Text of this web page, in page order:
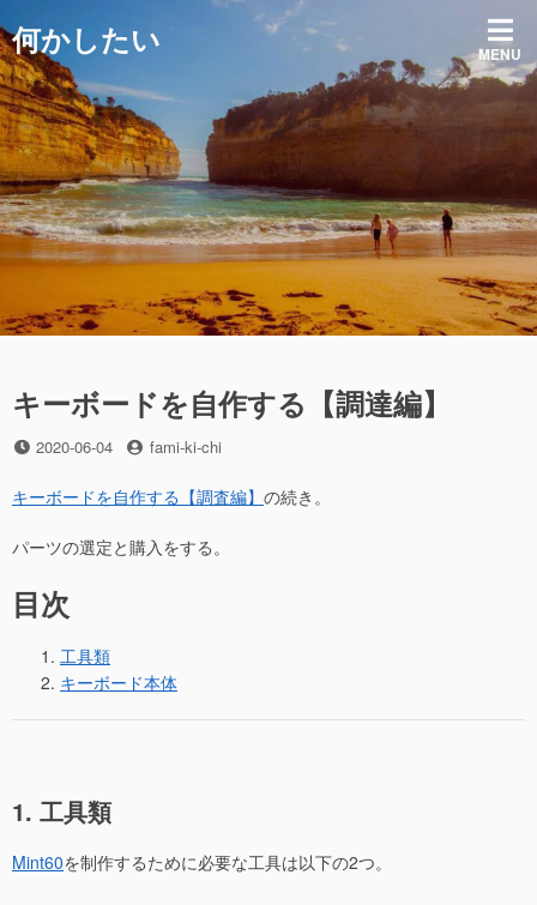
ン
テ
ン
ツ
へ
ス
キ
ッ
プ
何かしたい MENU
キーボードを自作する【調達編】
投
日
2020-06-04
投
者
fami-ki-chi
キーボードを自作する【調査編】 の続き。
パーツの選定と購入をする。
目次
工具類
キーボード本体
1. 工具類
Mint60を制作するために必要な工具は以下の2つ。